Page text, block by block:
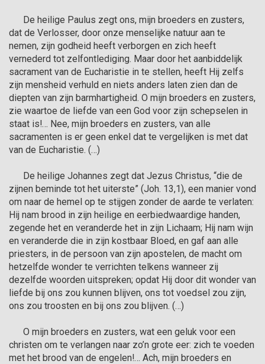
dat de Verlosser, door onze menselijke natuur aan te
nemen, zijn godheid heeft verborgen en zich heeft
vernederd tot zelfontlediging. Maar door het aanbiddelijk
sacrament van de Eucharistie in te stellen, heeft Hij zelfs
zijn mensheid verhuld en niets anders laten zien dan de
diepten van zijn barmhartigheid. O mijn broeders en zusters,
zie waartoe de liefde van een God voor zijn schepselen in
staat is!… Nee, mijn broeders en zusters, van alle
sacramenten is er geen enkel dat te vergelijken is met dat
van de Eucharistie. (…)
zijnen beminde tot het uiterste” (Joh. 13,1), een manier vond
om naar de hemel op te stijgen zonder de aarde te verlaten:
Hij nam brood in zijn heilige en eerbiedwaardige handen,
zegende het en veranderde het in zijn Lichaam; Hij nam wijn
en veranderde die in zijn kostbaar Bloed, en gaf aan alle
priesters, in de persoon van zijn apostelen, de macht om
hetzelfde wonder te verrichten telkens wanneer zij
dezelfde woorden uitspreken; opdat Hij door dit wonder van
liefde bij ons zou kunnen blijven, ons tot voedsel zou zijn,
ons zou troosten en bij ons zou blijven. (…)
christen om te verlangen naar zo’n grote eer: zich te voeden
met het brood van de engelen!… Ach, mijn broeders en